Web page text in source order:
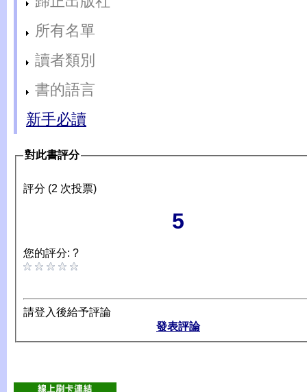
所有名單
讀者類別
書的語言
新手必讀
對此書評分
評分 (2 次投票)
5
您的評分: ?
請登入後給予評論
發表評論